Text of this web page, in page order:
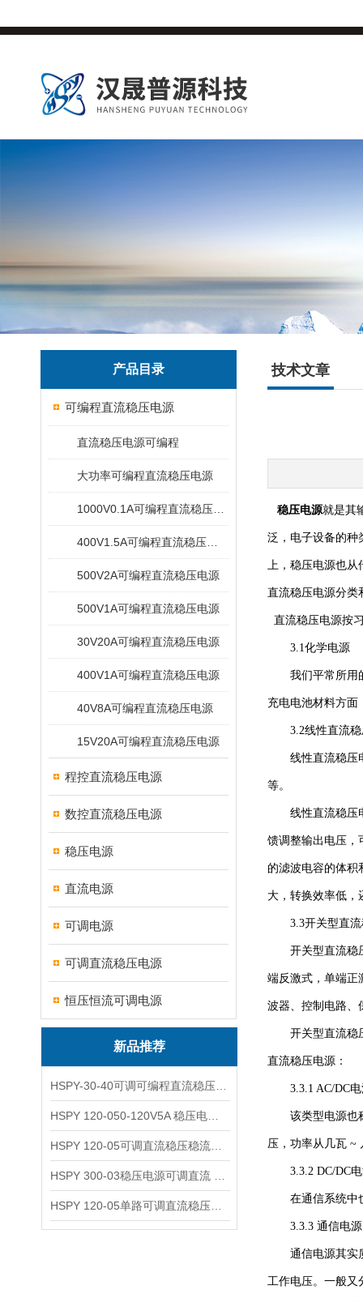
产品目录
可编程直流稳压电源
直流稳压电源可编程
大功率可编程直流稳压电源
500V2A可编程直流稳压电源
500V1A可编程直流稳压电源
30V20A可编程直流稳压电源
400V1A可编程直流稳压电源
40V8A可编程直流稳压电源
15V20A可编程直流稳压电源
程控直流稳压电源
数控直流稳压电源
稳压电源
直流电源
可调电源
可调直流稳压电源
恒压恒流可调电源
新品推荐
技术文章
稳压电源就是其
泛，电子设备的种
上，稳压电源也从
直流稳压电源分类
直流稳压电源按
3.1化学电源
我们平常所用的
充电电池材料方面
3.2线性直流稳
线性直流稳压电
等。
线性直流稳压电
馈调整输出电压，
的滤波电容的体积
大，转换效率低，
3.3开关型直流
开关型直流稳压
端反激式，单端正
波器、控制电路、
开关型直流稳压
直流稳压电源：
3.3.1 AC/DC电
该类型电源也称
压，功率从几瓦 ~
3.3.2 DC/DC电
在通信系统中也
3.3.3 通信电源
通信电源其实质
工作电压。一般又